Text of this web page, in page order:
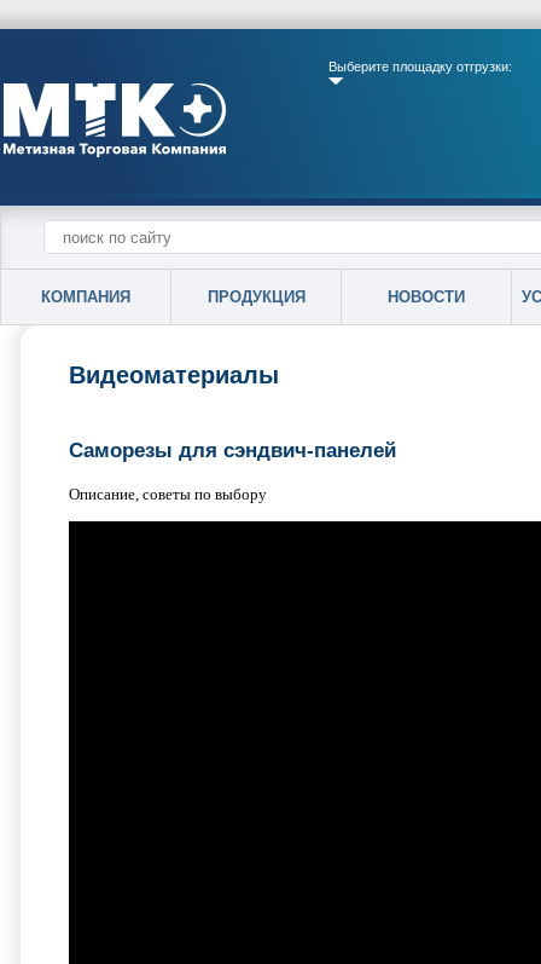
Выберите площадку отгрузки:
КОМПАНИЯ ПРОДУКЦИЯ НОВОСТИ
Видеоматериалы
Саморезы для сэндвич-панелей
Описание, советы по выбору